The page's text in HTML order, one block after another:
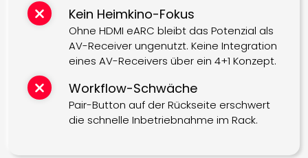
Kein Heimkino-Fokus
Ohne HDMI eARC bleibt das Potenzial als
AV-Receiver ungenutzt. Keine Integration
eines AV-Receivers über ein 4+1 Konzept.
Workflow-Schwäche
Pair-Button auf der Rückseite erschwert
die schnelle Inbetriebnahme im Rack.